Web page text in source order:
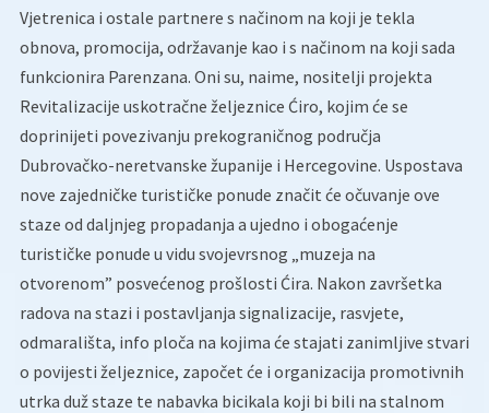
Vjetrenica i ostale partnere s načinom na koji je tekla
obnova, promocija, održavanje kao i s načinom na koji sada
funkcionira Parenzana. Oni su, naime, nositelji projekta
Revitalizacije uskotračne željeznice Ćiro, kojim će se
doprinijeti povezivanju prekograničnog područja
Dubrovačko-neretvanske županije i Hercegovine. Uspostava
nove zajedničke turističke ponude značit će očuvanje ove
staze od daljnjeg propadanja a ujedno i obogaćenje
turističke ponude u vidu svojevrsnog „muzeja na
otvorenom” posvećenog prošlosti Ćira. Nakon završetka
radova na stazi i postavljanja signalizacije, rasvjete,
odmarališta, info ploča na kojima će stajati zanimljive stvari
o povijesti željeznice, započet će i organizacija promotivnih
utrka duž staze te nabavka bicikala koji bi bili na stalnom